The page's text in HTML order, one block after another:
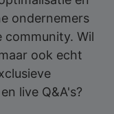
ondernemers
community. Wil
ook echt
live Q&A's?